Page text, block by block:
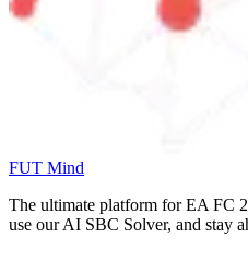
FUT Mind
The ultimate platform for EA FC
use our AI SBC Solver, and stay